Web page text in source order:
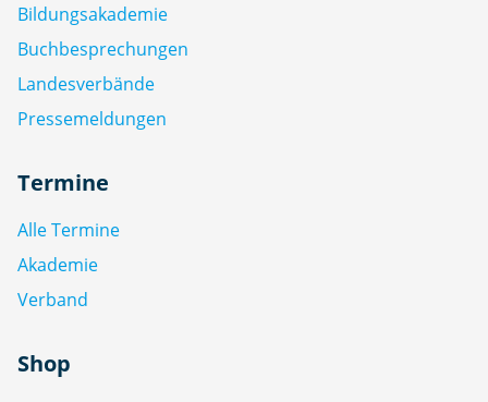
Bildungsakademie
Buchbesprechungen
Landesverbände
Pressemeldungen
Termine
Alle Termine
Akademie
Verband
Shop